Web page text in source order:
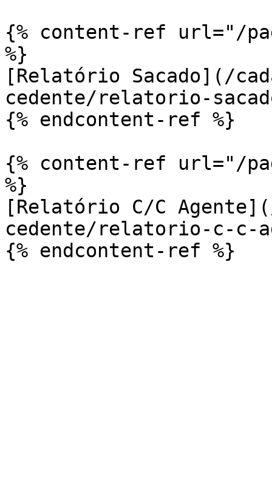
{% content-ref url="/
%}
[Relatório Sacado](/
cedente/relatorio-
{% endcontent-ref %}
{% content-ref url="/
%}
[Relatório C/C
cedente/relatorio-c-c-